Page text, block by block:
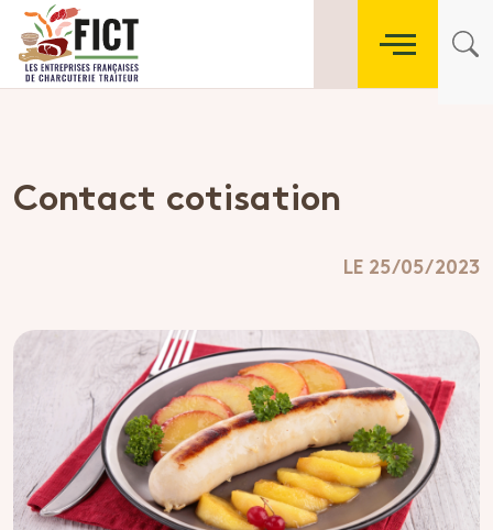
Contact cotisation
LE 25/05/2023